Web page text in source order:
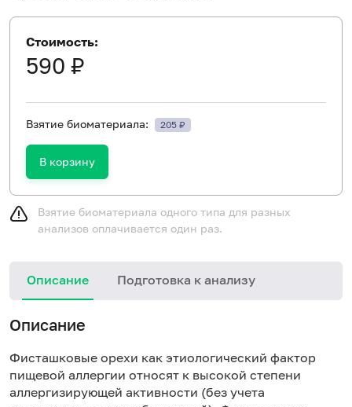
Стоимость:
590 ₽
Взятие биоматериала: 205 ₽
В корзину
Взятие биоматериала одного типа для разных
анализов оплачивается один раз.
Описание Подготовка к анализу
Описание
Фисташковые орехи как этиологический фактор
пищевой аллергии относят к высокой степени
аллергизирующей активности (без учета